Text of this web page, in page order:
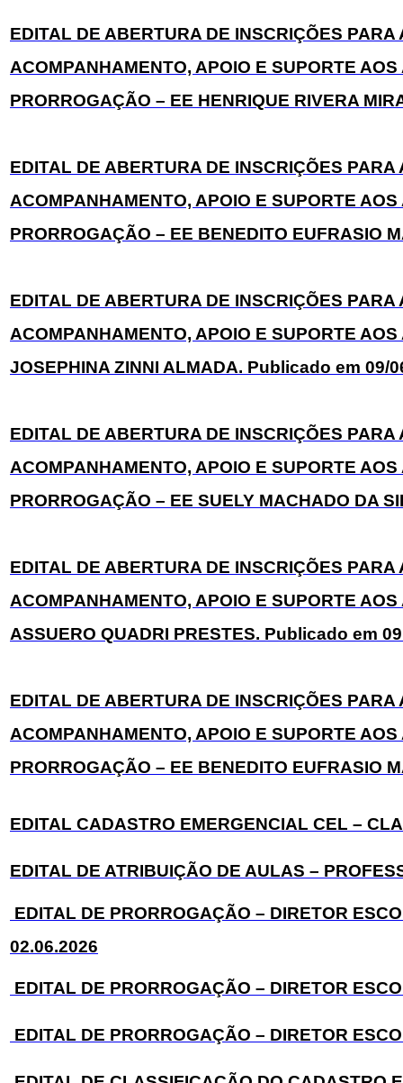
EDITAL DE ABERTURA DE INSCRIÇÕES
ACOMPANHAMENTO, APOIO E SUPORTE
PRORROGAÇÃO – EE HENRIQUE RIVERA
EDITAL DE ABERTURA DE INSCRIÇÕES
ACOMPANHAMENTO, APOIO E SUPORTE
PRORROGAÇÃO – EE BENEDITO EUFRASIO
EDITAL DE ABERTURA DE INSCRIÇÕES
ACOMPANHAMENTO, APOIO E SUPORTE
JOSEPHINA ZINNI ALMADA. Publicado em 09/
EDITAL DE ABERTURA DE INSCRIÇÕES
ACOMPANHAMENTO, APOIO E SUPORTE
PRORROGAÇÃO – EE SUELY MACHADO DA
EDITAL DE ABERTURA DE INSCRIÇÕES
ACOMPANHAMENTO, APOIO E SUPORTE
ASSUERO QUADRI PRESTES. Publicado em
EDITAL DE ABERTURA DE INSCRIÇÕES
ACOMPANHAMENTO, APOIO E SUPORTE
PRORROGAÇÃO – EE BENEDITO EUFRASIO
EDITAL CADASTRO EMERGENCIAL CEL –
EDITAL DE ATRIBUIÇÃO DE AULAS –
EDITAL DE PRORROGAÇÃO – DIRETOR
02.06.2026
EDITAL DE PRORROGAÇÃO – DIRETOR
EDITAL DE PRORROGAÇÃO – DIRETOR